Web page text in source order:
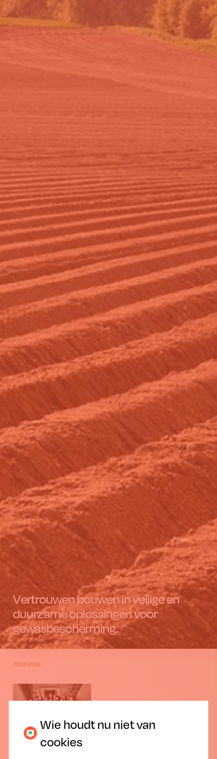
Vertrouwen bouwen in veilige en
duurzame oplossingen voor
gewasbescherming.
05.11.2015
Phytofar Instituut Prijsuitreiking 2015.
Wie houdt nu niet van
cookies